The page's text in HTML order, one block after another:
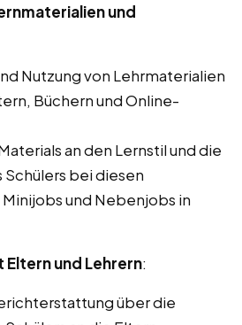
und
Nutzung von Lehrmaterialien
Büchern und Online-
an den Lernstil und die
bei diesen
und Nebenjobs in
und Lehrern:
über die